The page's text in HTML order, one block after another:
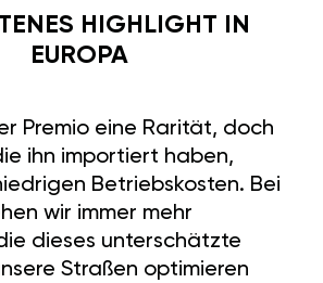
HIGHLIGHT IN
EUROPA
Premio eine Rarität, doch
ihn importiert haben,
Betriebskosten. Bei
wir immer mehr
dieses unterschätzte
Straßen optimieren